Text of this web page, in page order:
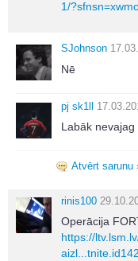
1/
SJohnson
Nē
pj sk1ll
Labāk nevajag
Atvērt sarunu
rinis100
Operācija
https://